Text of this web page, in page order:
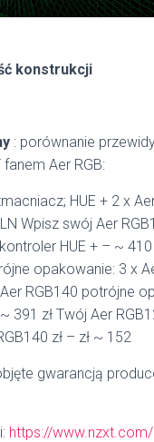
konstrukcji
: porównanie
Aer RGB:
HUE + 2 x
Wpisz swój Aer
HUE + – ~
opakowanie: 3 x
RGB140 potrójne
391 zł Twój Aer
zł – zł ~ 152
gwarancją
https://www.nzxt.com/